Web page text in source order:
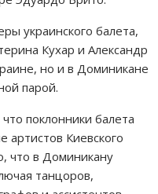
украинского балета,
Кухар и Александр
но и в Доминикане
парой.
поклонники балета
артистов Киевского
что в Доминикану
танцоров,